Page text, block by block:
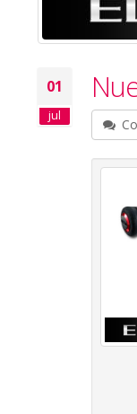
01
jul